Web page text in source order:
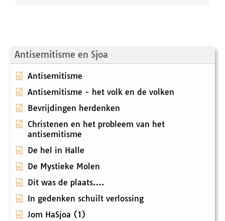
Antisemitisme en Sjoa
Antisemitisme
Antisemitisme - het volk en de volken
Bevrijdingen herdenken
Christenen en het probleem van het
antisemitisme
De hel in Halle
De Mystieke Molen
Dit was de plaats….
In gedenken schuilt verlossing
Jom HaSjoa (1)